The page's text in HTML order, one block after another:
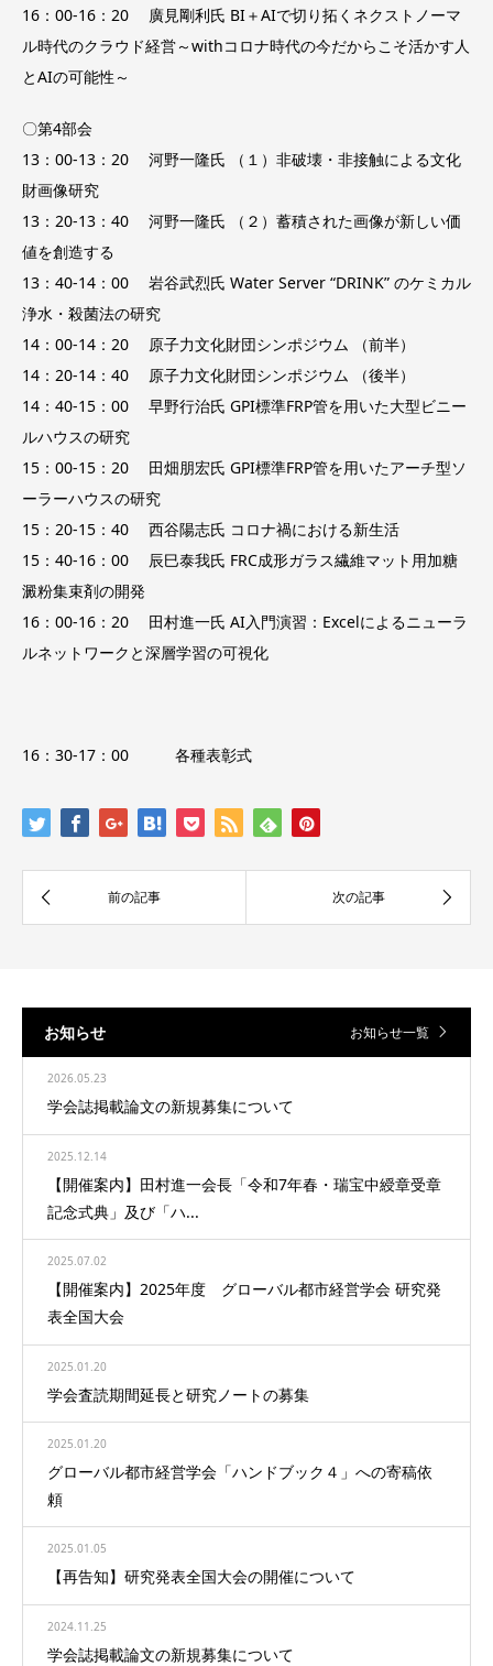
16：00-16：20 廣見剛利氏 BI＋AIで切り拓くネクストノーマ
ル時代のクラウド経営～withコロナ時代の今だからこそ活かす人
とAIの可能性～
〇第4部会
13：00-13：20 河野一隆氏 （１）非破壊・非接触による文化
財画像研究
13：20-13：40 河野一隆氏 （２）蓄積された画像が新しい価
値を創造する
13：40-14：00 岩谷武烈氏 Water Server “DRINK” のケミカル
浄水・殺菌法の研究
14：00-14：20 原子力文化財団シンポジウム （前半）
14：20-14：40 原子力文化財団シンポジウム （後半）
14：40-15：00 早野行治氏 GPI標準FRP管を用いた大型ビニー
ルハウスの研究
15：00-15：20 田畑朋宏氏 GPI標準FRP管を用いたアーチ型ソ
ーラーハウスの研究
15：20-15：40 西谷陽志氏 コロナ禍における新生活
15：40-16：00 辰巳泰我氏 FRC成形ガラス繊維マット用加糖
澱粉集束剤の開発
16：00-16：20 田村進一氏 AI入門演習：Excelによるニューラ
ルネットワークと深層学習の可視化
16：30-17：00 各種表彰式
お知らせ お知らせ一覧
2026.05.23
学会誌掲載論文の新規募集について
2025.12.14
【開催案内】田村進一会長「令和7年春・瑞宝中綬章受章
記念式典」及び「ハ...
2025.07.02
【開催案内】2025年度 グローバル都市経営学会 研究発
表全国大会
2025.01.20
学会査読期間延長と研究ノートの募集
2025.01.20
グローバル都市経営学会「ハンドブック４」への寄稿依
頼
2025.01.05
【再告知】研究発表全国大会の開催について
2024.11.25
学会誌掲載論文の新規募集について